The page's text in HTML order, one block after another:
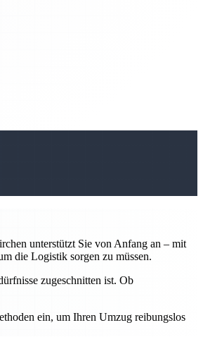
unterstützt Sie von Anfang an – mit
die Logistik sorgen zu müssen.
zugeschnitten ist. Ob
ein, um Ihren Umzug reibungslos